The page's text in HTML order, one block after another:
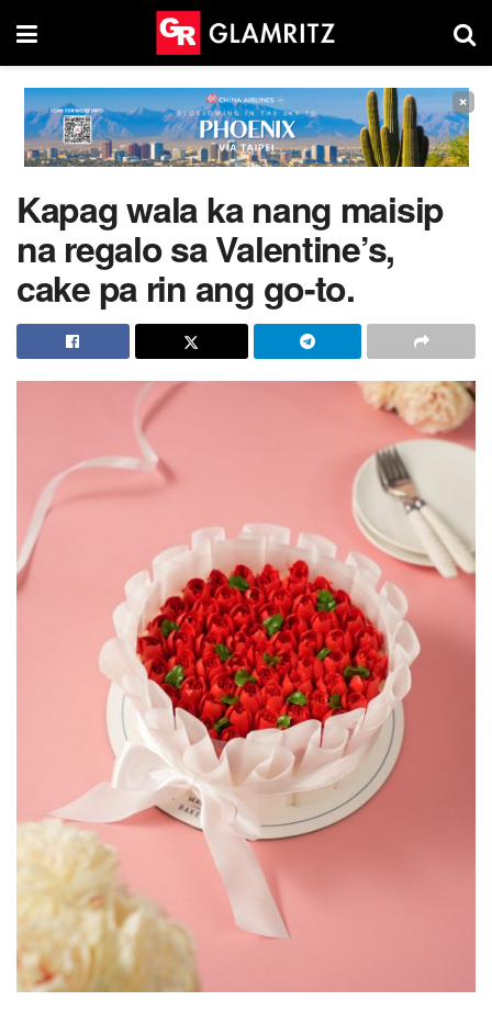
×
Kapag wala ka nang maisip
na regalo sa Valentine’s,
cake pa rin ang go-to.